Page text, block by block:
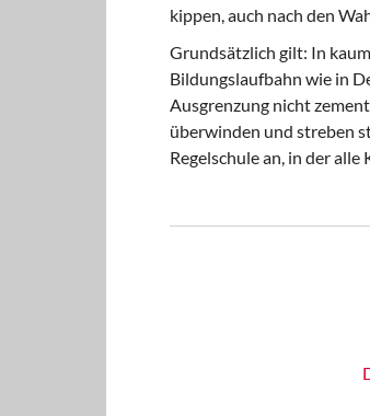
kippen, auch nach den
Grundsätzlich gilt: In
Bildungslaufbahn wie in
Ausgrenzung nicht
überwinden und streben
Regelschule an, in der